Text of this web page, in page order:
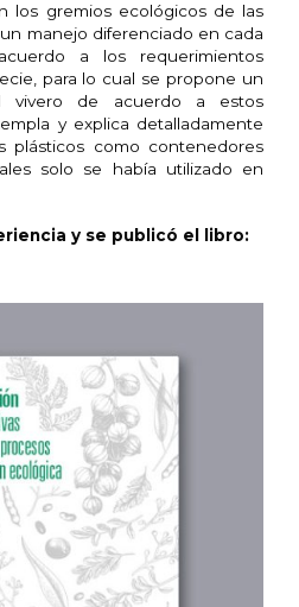
los gremios ecológicos de las
manejo diferenciado en cada
a los requerimientos
para lo cual se propone un
vivero de acuerdo a estos
y explica detalladamente
plásticos como contenedores
solo se había utilizado en
y se publicó el libro: